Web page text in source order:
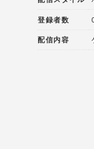
登録者数
配信内容